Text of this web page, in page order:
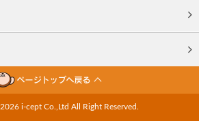
2026 i-cept Co.,Ltd All Right Reserved.